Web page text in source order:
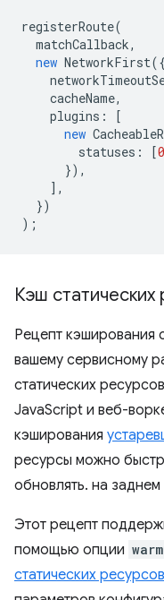
registerRoute(
matchCallback,
new NetworkFirst({
cacheName,
plugins :
[
new
statuses : [0
}),
],
})
);
Кэш статических
Рецепт кэширования
вашему сервисному
статических
JavaScript и веб-
кэширования
ресурсы можно
обновлять. на
Этот рецепт
помощью опции
статических ресурсов